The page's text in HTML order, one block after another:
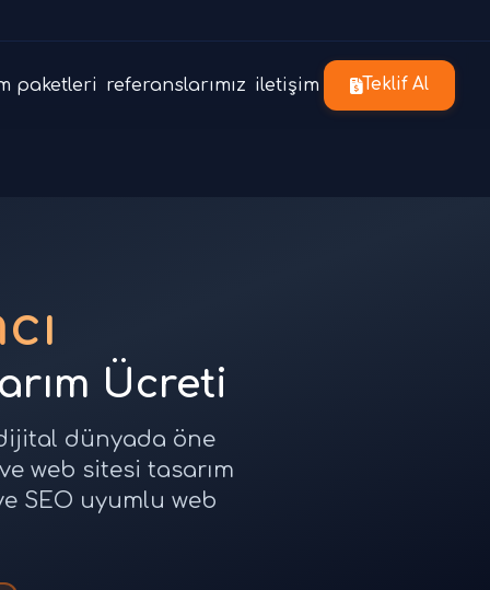
paketleri referanslarımız iletişim Teklif Al
Ücreti
dünyada öne
web sitesi tasarım
SEO uyumlu web